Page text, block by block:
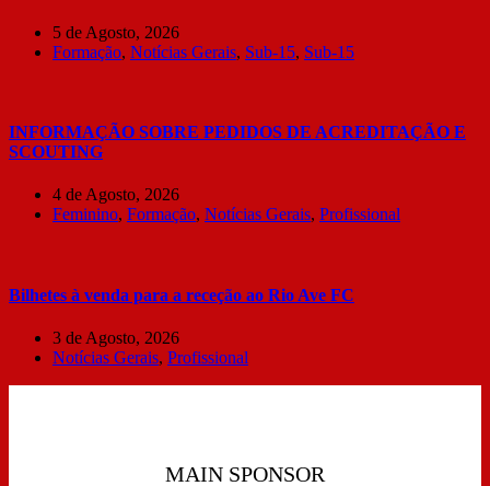
5 de Agosto, 2026
Formação, Notícias Gerais, Sub-15, Sub-15
INFORMAÇÃO SOBRE PEDIDOS DE ACREDITAÇÃO E
SCOUTING
4 de Agosto, 2026
Feminino, Formação, Notícias Gerais, Profissional
Bilhetes à venda para a receção ao Rio Ave FC
3 de Agosto, 2026
Notícias Gerais, Profissional
MAIN SPONSOR